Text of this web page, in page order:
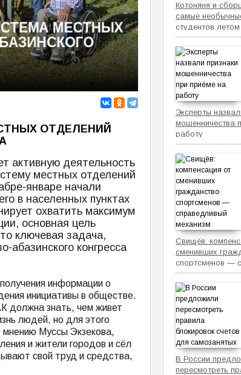
ОТДЕЛЕНИЙ
активную деятельность
местных отделений
январе начали
в населенных пунктах
охватить максимум
основная цель
ключевая задача,
абазинского конгресса
информации о
инициативы в обществе.
должна знать, чем живет
людей, но для этого
мнению Муссы Экзекова,
и жители городов и сёл
свой труд и средства,
Котоняня и
самые
студентов
Эксперты
мошенничества
работу
Свищёв:
сменивших
спортсменов —
механизм
В России
пересмотреть